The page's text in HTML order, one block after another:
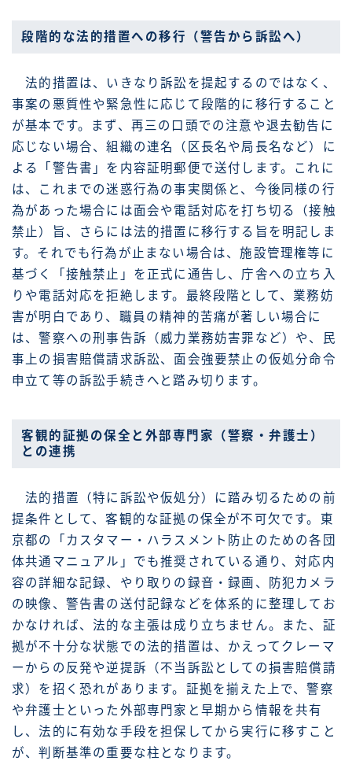
段階的な法的措置への移行（警告から訴訟へ）
法的措置は、いきなり訴訟を提起するのではなく、
事案の悪質性や緊急性に応じて段階的に移行すること
が基本です。まず、再三の口頭での注意や退去勧告に
応じない場合、組織の連名（区長名や局長名など）に
よる「警告書」を内容証明郵便で送付します。これに
は、これまでの迷惑行為の事実関係と、今後同様の行
為があった場合には面会や電話対応を打ち切る（接触
禁止）旨、さらには法的措置に移行する旨を明記しま
す。それでも行為が止まない場合は、施設管理権等に
基づく「接触禁止」を正式に通告し、庁舎への立ち入
りや電話対応を拒絶します。最終段階として、業務妨
害が明白であり、職員の精神的苦痛が著しい場合に
は、警察への刑事告訴（威力業務妨害罪など）や、民
事上の損害賠償請求訴訟、面会強要禁止の仮処分命令
申立て等の訴訟手続きへと踏み切ります。
客観的証拠の保全と外部専門家（警察・弁護士）
との連携
法的措置（特に訴訟や仮処分）に踏み切るための前
提条件として、客観的な証拠の保全が不可欠です。東
京都の「カスタマー・ハラスメント防止のための各団
体共通マニュアル」でも推奨されている通り、対応内
容の詳細な記録、やり取りの録音・録画、防犯カメラ
の映像、警告書の送付記録などを体系的に整理してお
かなければ、法的な主張は成り立ちません。また、証
拠が不十分な状態での法的措置は、かえってクレーマ
ーからの反発や逆提訴（不当訴訟としての損害賠償請
求）を招く恐れがあります。証拠を揃えた上で、警察
や弁護士といった外部専門家と早期から情報を共有
し、法的に有効な手段を担保してから実行に移すこと
が、判断基準の重要な柱となります。